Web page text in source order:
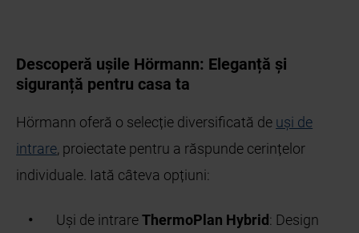
Descoperă ușile Hörmann: Eleganță și
siguranță pentru casa ta
Hörmann oferă o selecție diversificată de uși de
intrare, proiectate pentru a răspunde cerințelor
individuale. Iată câteva opțiuni:
Uși de intrareThermoPlan Hybrid: Design